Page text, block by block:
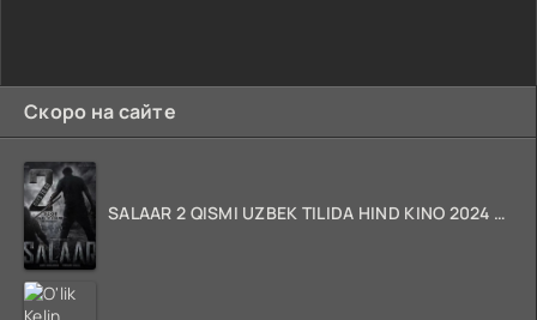
Скоро на сайте
SALAAR 2 QISMI UZBEK TILIDA HIND KINO 2024 TARJIMA 720p HD Skachat